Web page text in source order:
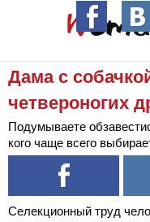
Дама с
четвероногих
Подумываете
кого чаще всего
Селекционный труд